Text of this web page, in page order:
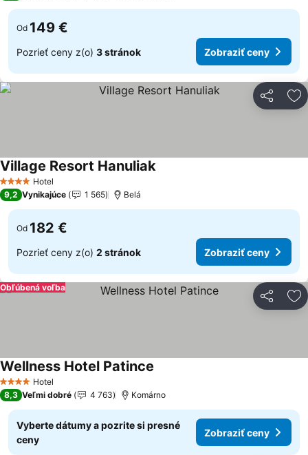
Od 149 €
Pozrieť ceny z(o) 3 stránok Zobraziť ceny
Zdieľať
4 Počet hviezdičiek
Hotel
Village Resort HanuliakZobraziť ceny
9,2 Vynikajúce 1 565 Belá
Od 182 €
Pozrieť ceny z(o) 2 stránok Zobraziť ceny
Zdieľať
Obľúbená voľba
4 Počet hviezdičiek
Hotel
Wellness Hotel Patince
8,3 Veľmi dobré 4 763 Komárno
Vyberte dátumy a pozrite si presné
ceny
Zobraziť ceny